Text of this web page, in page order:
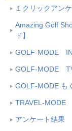
１クリックアン
Amazing Golf
ド】
GOLF-MODE
GOLF-MODE
GOLF-MODE も
TRAVEL-MODE
アンケート結果